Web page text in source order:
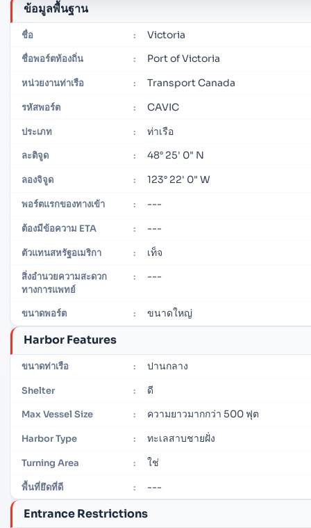
ข้อมูลพื้นฐาน
ชื่อ : Victoria
ชื่อพอร์ตท้องถิ่น : Port of Victoria
หน่วยงานท่าเรือ : Transport Canada
รหัสพอร์ต : CAVIC
ประเภท : ท่าเรือ
ละติจูด : 48° 25' 0" N
ลองจิจูด : 123° 22' 0" W
พอร์ตแรกของทางเข้า : ---
ต้องมีข้อความ ETA : ---
ตัวแทนสหรัฐอเมริกา : เท็จ
สิ่งอำนวยความสะดวก
ทางการแพทย์
: ---
ขนาดพอร์ต : ขนาดใหญ่
Harbor Features
ขนาดท่าเรือ : ปานกลาง
Shelter : ดี
Max Vessel Size : ความยาวมากกว่า 500 ฟุต
Harbor Type : ทะเลสาบชายฝั่ง
Turning Area : ใช่
พื้นที่ยึดที่ดี : ---
Entrance Restrictions